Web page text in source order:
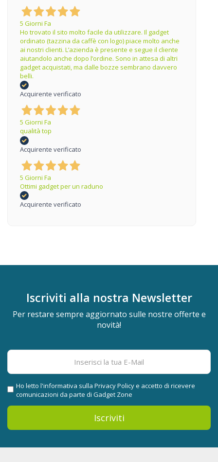
5 Giorni Fa
Ho trovato il sito molto facile da utilizzare. Il gadget
ordinato (tazzina da caffè con logo) piace molto anche
ai nostri clienti. L’azienda è presente e segue il cliente
aiutandolo anche dopo l’ordine. Sono in attesa di altri
gadget acquistati, ma dalle bozze sembrano davvero
belli.
Acquirente verificato
5 Giorni Fa
qualità top
Acquirente verificato
5 Giorni Fa
Ottimi gadget per un raduno
Acquirente verificato
Iscriviti alla nostra Newsletter
Per restare sempre aggiornato sulle nostre offerte e
novità!
Iscriviti
Ho letto l'informativa sulla Privacy Policye accetto di ricevere
comunicazioni da parte di Gadget Zone